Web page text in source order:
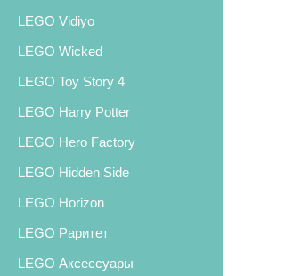
LEGO Vidiyo
LEGO Wicked
LEGO Toy Story 4
LEGO Harry Potter
LEGO Hero Factory
LEGO Hidden Side
LEGO Horizon
LEGO Раритет
LEGO Аксессуары